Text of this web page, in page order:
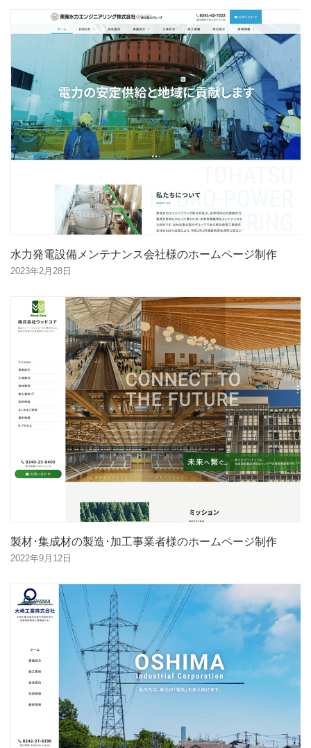
水力発電設備メンテナンス会社様のホームページ制作
2023年2月28日
製材･集成材の製造･加工事業者様のホームページ制作
2022年9月12日